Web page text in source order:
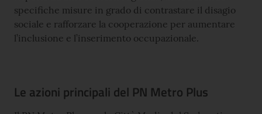
specifiche misure in grado di contrastare il disagio
sociale e rafforzare la cooperazione per aumentare
l’inclusione e l’inserimento occupazionale.
Le azioni principali del PN Metro Plus